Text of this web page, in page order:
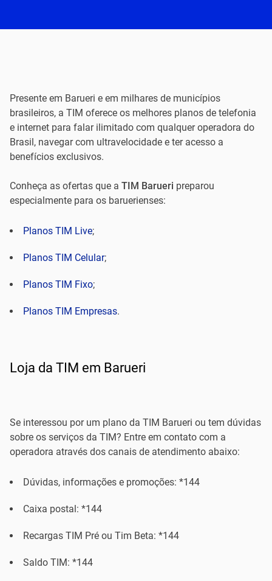
Presente em Barueri e em milhares de municípios
brasileiros, a TIM oferece os melhores planos de telefonia
e internet para falar ilimitado com qualquer operadora do
Brasil, navegar com ultravelocidade e ter acesso a
benefícios exclusivos.
Conheça as ofertas que a TIM Barueri preparou
especialmente para os baruerienses:
Planos TIM Live;
Planos TIM Celular;
Planos TIM Fixo;
Planos TIM Empresas.
Loja da TIM em Barueri
Se interessou por um plano da TIM Barueri ou tem dúvidas
sobre os serviços da TIM? Entre em contato com a
operadora através dos canais de atendimento abaixo:
Dúvidas, informações e promoções: *144
Caixa postal: *144
Recargas TIM Pré ou Tim Beta: *144
Saldo TIM: *144